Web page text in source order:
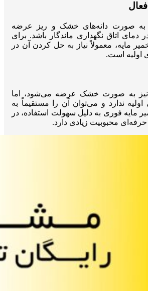
به صورت دانه‌های خشک و ریز عرضه
دمای اتاق نگهداری ماندگار باشد. برای
مایه، معمولاً نیاز به حل کردن آن در
اولیه است.
نیز به صورت خشک عرضه می‌شود، اما
ندارد و می‌توان آن را مستقیماً به
مایه فوری به دلیل سهولت استفاده، در
حرفه‌ای محبوبیت زیادی دارد.